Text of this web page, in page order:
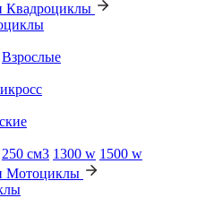
Квадроциклы
Взрослые
250 см3 1300 w 1500 w
Мотоциклы